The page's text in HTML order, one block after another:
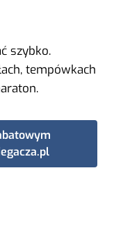
szybko.
tempówkach